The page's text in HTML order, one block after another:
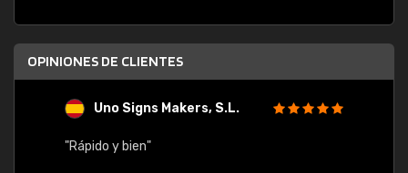
OPINIONES DE CLIENTES
Uno Signs Makers, S.L.
"Rápido y bien"